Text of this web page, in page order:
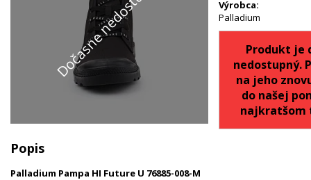
Dočasne nedostupné
Výrobca:
Palladium
Produkt je
nedostupný.
na jeho
do našej
najkratšom
Popis
Palladium Pampa HI Future U 76885-008-M